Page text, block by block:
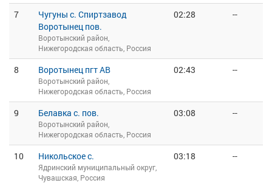
7
Чугуны с. Спиртзавод
Воротынец пов.
Воротынский район,
Нижегородская область, Россия
02:28 --
8 Воротынец пгт АВ
Воротынский район,
Нижегородская область, Россия
02:43 --
9 Белавка с. пов.
Воротынский район,
Нижегородская область, Россия
03:08 --
10 Никольское с.
Ядринский муниципальный округ,
Чувашская, Россия
03:18 --